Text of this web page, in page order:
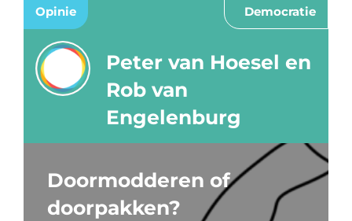
Opinie Democratie
Peter van Hoesel en
Rob van
Engelenburg
Doormodderen of
doorpakken?